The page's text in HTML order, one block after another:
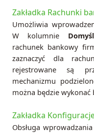
Zakładka Rachunki
Umożliwia
W kolumnie
rachunek bankowy
zaznaczyć dla
rejestrowane są
mechanizmu
można będzie
Zakładka
Obsługa